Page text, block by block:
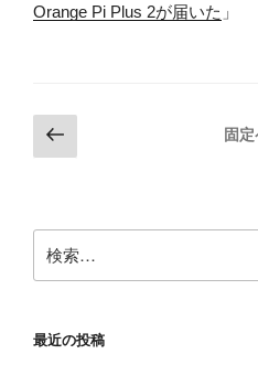
Orange Pi Plus 2が届いた 」
投
稿
ー
ジ
り
前
の
ジ
固
索:
最近の投稿